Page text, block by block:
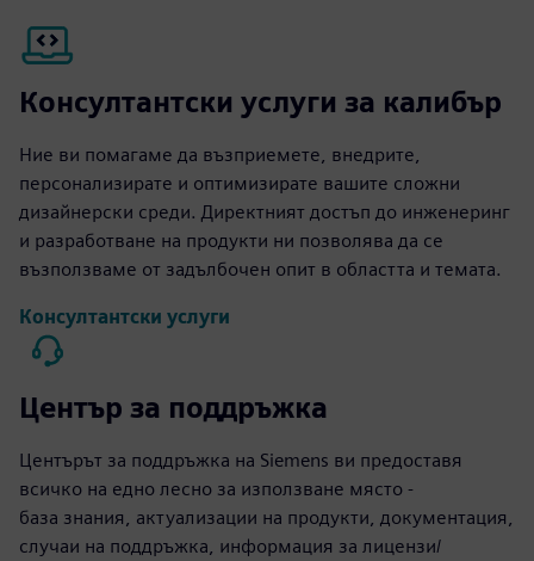
Консултантски услуги за калибър
Ние ви помагаме да възприемете, внедрите,
персонализирате и оптимизирате вашите сложни
дизайнерски среди. Директният достъп до инженеринг
и разработване на продукти ни позволява да се
възползваме от задълбочен опит в областта и темата.
Консултантски услуги
Център за поддръжка
Центърът за поддръжка на Siemens ви предоставя
всичко на едно лесно за използване място -
база знания, актуализации на продукти, документация,
случаи на поддръжка, информация за лицензи/